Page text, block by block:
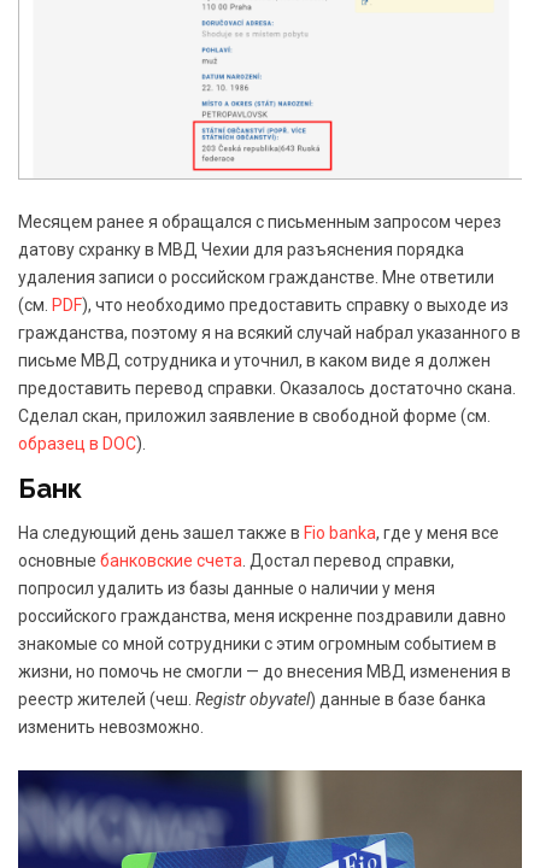
Месяцем ранее я обращался с письменным запросом через
датову схранку в МВД Чехии для разъяснения порядка
удаления записи о российском гражданстве. Мне ответили
(см. PDF), что необходимо предоставить справку о выходе из
гражданства, поэтому я на всякий случай набрал указанного в
письме МВД сотрудника и уточнил, в каком виде я должен
предоставить перевод справки. Оказалось достаточно скана.
Сделал скан, приложил заявление в свободной форме (см.
образец в DOC).
Банк
На следующий день зашел также в Fio banka, где у меня все
основные банковские счета . Достал перевод справки,
попросил удалить из базы данные о наличии у меня
российского гражданства, меня искренне поздравили давно
знакомые со мной сотрудники с этим огромным событием в
жизни, но помочь не смогли — до внесения МВД изменения в
реестр жителей (чеш. Registr obyvatel) данные в базе банка
изменить невозможно.